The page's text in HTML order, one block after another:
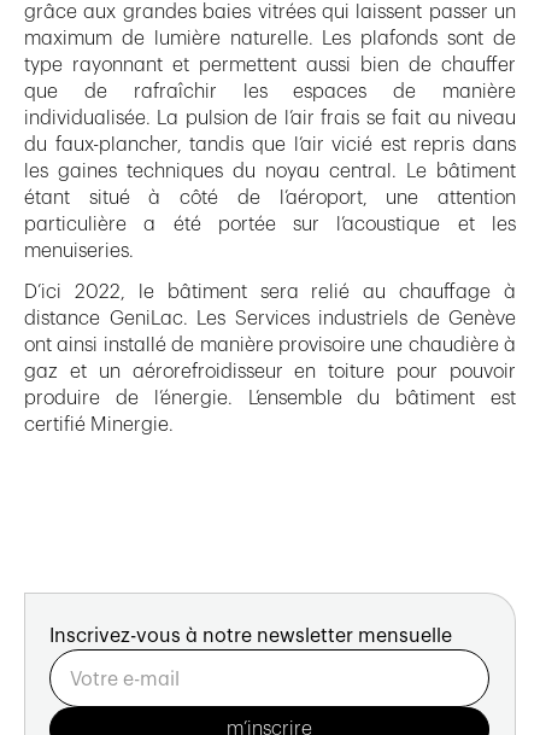
grâce aux grandes baies vitrées qui laissent passer un
maximum de lumière naturelle. Les plafonds sont de
type rayonnant et permettent aussi bien de chauffer
que de rafraîchir les espaces de manière
individualisée. La pulsion de l’air frais se fait au niveau
du faux-plancher, tandis que l’air vicié est repris dans
les gaines techniques du noyau central. Le bâtiment
étant situé à côté de l’aéroport, une attention
particulière a été portée sur l’acoustique et les
menuiseries.
D’ici 2022, le bâtiment sera relié au chauffage à
distance GeniLac. Les Services industriels de Genève
ont ainsi installé de manière provisoire une chaudière à
gaz et un aérorefroidisseur en toiture pour pouvoir
produire de l’énergie. L’ensemble du bâtiment est
certifié Minergie.
Inscrivez-vous à notre newsletter mensuelle